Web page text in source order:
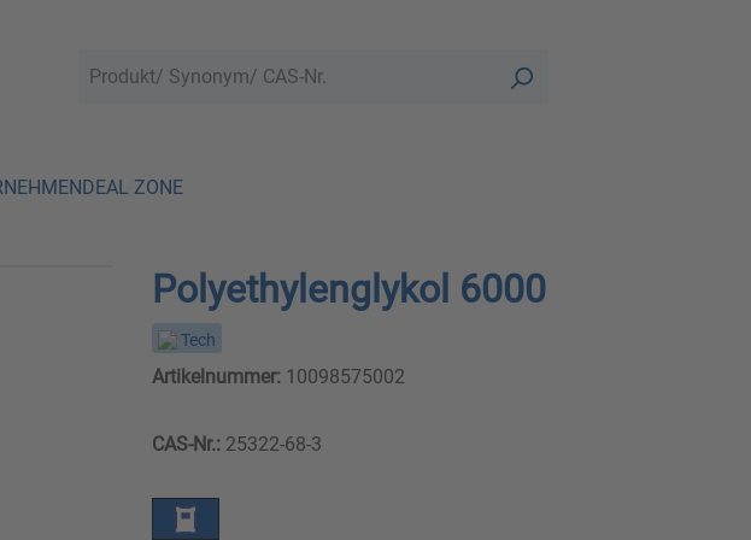
DEAL ZONE
Polyethylenglykol 6000
Tech
Artikelnummer:10098575002
CAS-Nr.:25322-68-3